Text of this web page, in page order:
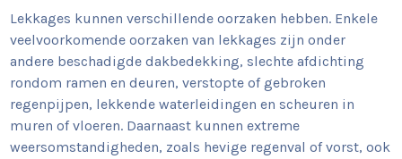
Lekkages kunnen verschillende oorzaken hebben. Enkele
veelvoorkomende oorzaken van lekkages zijn onder
andere beschadigde dakbedekking, slechte afdichting
rondom ramen en deuren, verstopte of gebroken
regenpijpen, lekkende waterleidingen en scheuren in
muren of vloeren. Daarnaast kunnen extreme
weersomstandigheden, zoals hevige regenval of vorst, ook